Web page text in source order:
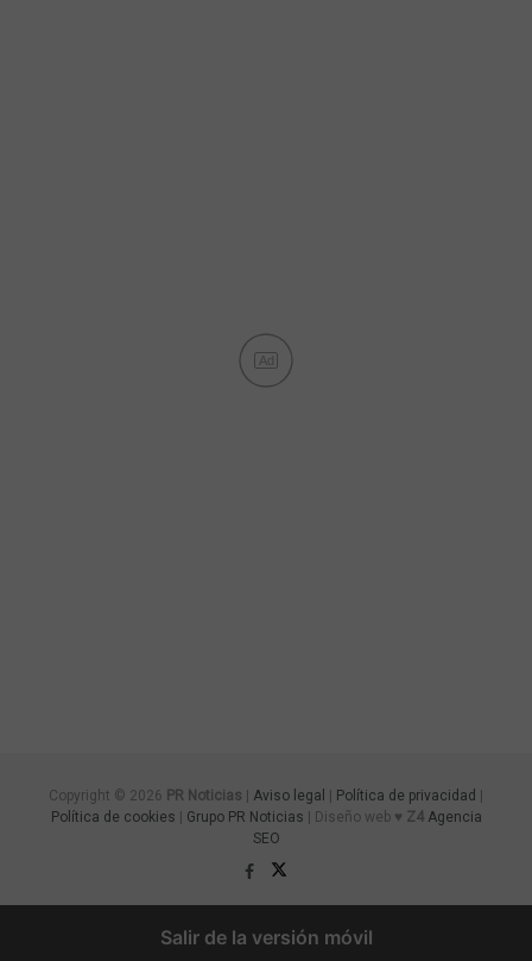
Ad
Copyright © 2026 PR Noticias | Aviso legal | Política de privacidad |
Política de cookies | Grupo PR Noticias | Diseño web ♥ Z4 Agencia
SEO
Salir de la versión móvil